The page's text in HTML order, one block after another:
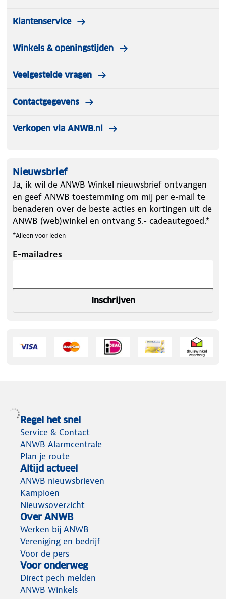
Klantenservice
Winkels & openingstijden
Veelgestelde vragen
Contactgegevens
Verkopen via ANWB.nl
Nieuwsbrief
Ja, ik wil de ANWB Winkel nieuwsbrief ontvangen
en geef ANWB toestemming om mij per e-mail te
benaderen over de beste acties en kortingen uit de
ANWB (web)winkel en ontvang 5.- cadeautegoed.*
*Alleen voor leden
E-mailadres
Inschrijven
Regel het snel
Service & Contact
ANWB Alarmcentrale
Plan je route
Altijd actueel
ANWB nieuwsbrieven
Kampioen
Nieuwsoverzicht
Over ANWB
Werken bij ANWB
Vereniging en bedrijf
Voor de pers
Voor onderweg
Direct pech melden
ANWB Winkels